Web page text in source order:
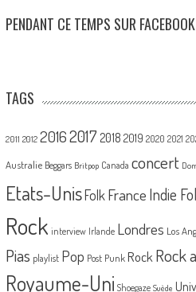
PENDANT CE TEMPS SUR FACEBOOK
TAGS
2011 2012 20162017 2018 2019 2020 2021
Australie Beggars Britpop Canada concert
Etats-UnisFolk France Indie
Rock interview Irlande Londres Los
Pias playlist Pop Post Punk Rock Rock
Royaume-Uni Shoegaze Suède